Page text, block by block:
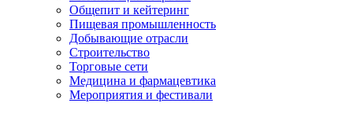
Общепит и кейтеринг
Пищевая промышленность
Добывающие отрасли
Строительство
Торговые сети
Медицина и фармацевтика
Мероприятия и фестивали